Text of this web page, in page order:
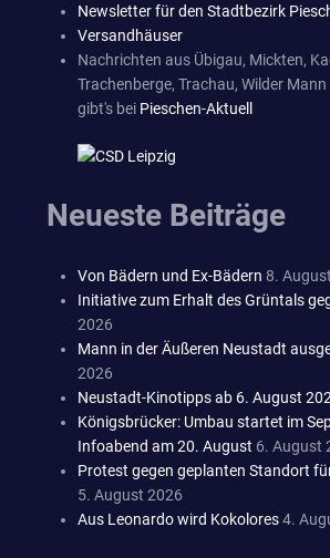
Newsletter für den Stadtbezirk
Versandhäuser
Nachrichten aus Übigau, Mickten,
Trachenberge, Trachau, Wilder
gibt's bei Pieschen-Aktuell
Neueste Beiträge
Von Bädern und Ex-Bädern 8.
Initiative zum Erhalt des Grüntals
2026
Mann in der Äußeren Neustadt
2026
Neustadt-Kinotipps ab 6. August
Königsbrücker: Umbau startet im
Infoabend am 20. August 6. August
Protest gegen geplanten Standort
5. August 2026
Aus Leonardo wird Kokolores4.